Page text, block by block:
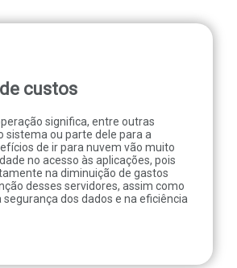
custos
significa, entre outras
sistema ou parte dele para a
de ir para nuvem vão muito
no acesso às aplicações, pois
na diminuição de gastos
desses servidores, assim como
dos dados e na eficiência